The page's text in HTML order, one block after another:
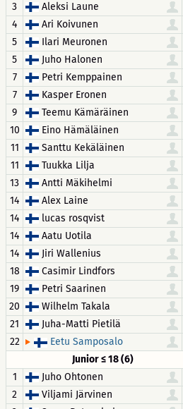
3
Aleksi Laune
4
Ari Koivunen
5
Ilari Meuronen
5
Juho Halonen
7
Petri Kemppainen
7
Kasper Eronen
9
Teemu Kämäräinen
10
Eino Hämäläinen
11
Santtu Kekäläinen
11
Tuukka Lilja
13
Antti Mäkihelmi
14
Alex Laine
14
lucas rosqvist
14
Aatu Uotila
14
Jiri Wallenius
18
Casimir Lindfors
19
Petri Saarinen
20
Wilhelm Takala
21
Juha-Matti Pietilä
22
Eetu Samposalo
Junior ≤ 18 (6)
1
Juho Ohtonen
2
Viljami Järvinen